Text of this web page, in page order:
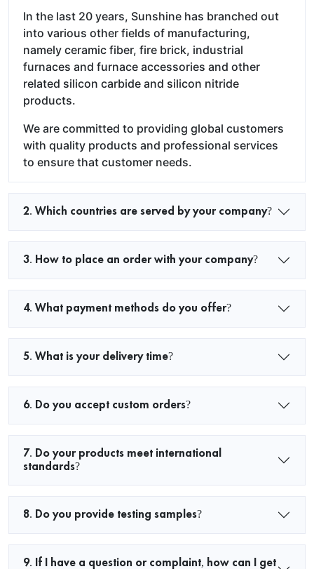
In the last 20 years, Sunshine has branched out
into various other fields of manufacturing,
namely ceramic fiber, fire brick, industrial
furnaces and furnace accessories and other
related silicon carbide and silicon nitride
products.
We are committed to providing global customers
with quality products and professional services
to ensure that customer needs.
2. Which countries are served by your company?
3. How to place an order with your company?
4. What payment methods do you offer?
5. What is your delivery time?
6. Do you accept custom orders?
7. Do your products meet international
standards?
8. Do you provide testing samples?
9. If I have a question or complaint, how can I get